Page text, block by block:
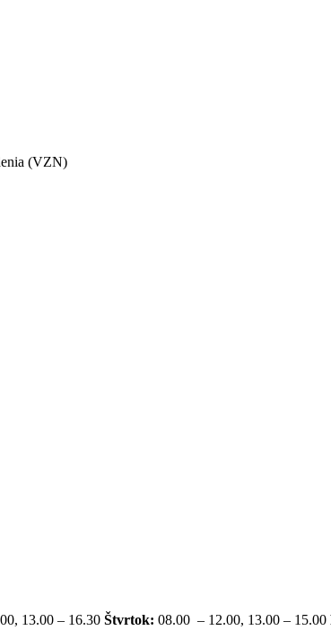
(VZN)
13.00 – 16.30 Štvrtok: 08.00 – 12.00, 13.00 – 15.00